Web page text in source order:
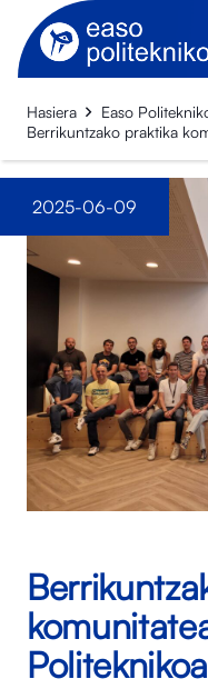
Hasiera Easo
Berrikuntzako praktika
2025-06-09